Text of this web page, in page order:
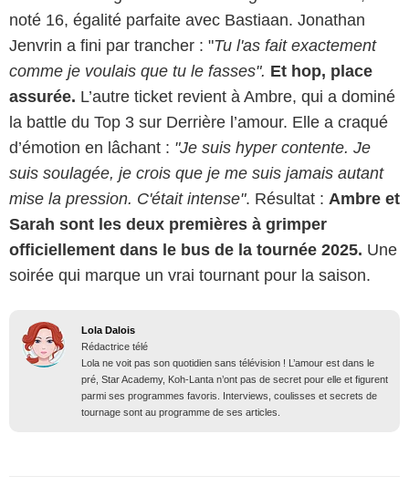
noté 16, égalité parfaite avec Bastiaan. Jonathan
Jenvrin a fini par trancher : "Tu l'as fait exactement
comme je voulais que tu le fasses". Et hop, place
assurée. L’autre ticket revient à Ambre, qui a dominé
la battle du Top 3 sur Derrière l’amour. Elle a craqué
d’émotion en lâchant : "Je suis hyper contente. Je
suis soulagée, je crois que je me suis jamais autant
mise la pression. C'était intense". Résultat : Ambre et
Sarah sont les deux premières à grimper
officiellement dans le bus de la tournée 2025. Une
soirée qui marque un vrai tournant pour la saison.
Lola Dalois
Rédactrice télé
Lola ne voit pas son quotidien sans télévision ! L’amour est dans le
pré, Star Academy, Koh-Lanta n’ont pas de secret pour elle et figurent
parmi ses programmes favoris. Interviews, coulisses et secrets de
tournage sont au programme de ses articles.